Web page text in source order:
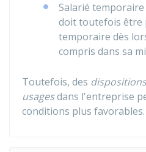
Salarié
doit toutefois être
temporaire dès
compris dans sa
Toutefois, des
usagesdans l'entreprise
conditions plus favorables.